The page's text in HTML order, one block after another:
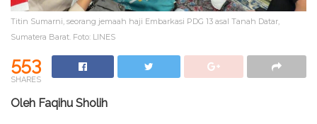
Titin Sumarni, seorang jemaah haji Embarkasi PDG 13 asal Tanah Datar,
Sumatera Barat. Foto: LINES
553
SHARES
Oleh Faqihu Sholih